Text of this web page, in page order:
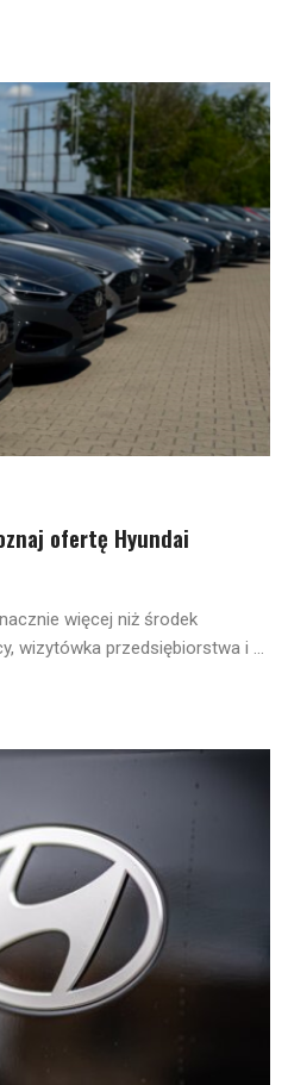
ofertę Hyundai
więcej niż środek
wizytówka przedsiębiorstwa i ...